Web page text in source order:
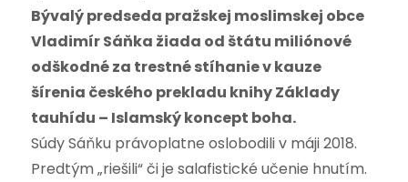
Bývalý predseda pražskej moslimskej obce
Vladimír Sáňka žiada od štátu miliónové
odškodné za trestné stíhanie v kauze
šírenia českého prekladu knihy Základy
tauhídu – Islamský koncept boha.
Súdy Sáňku právoplatne oslobodili v máji 2018.
Predtým „riešili“ či je salafistické učenie hnutím.